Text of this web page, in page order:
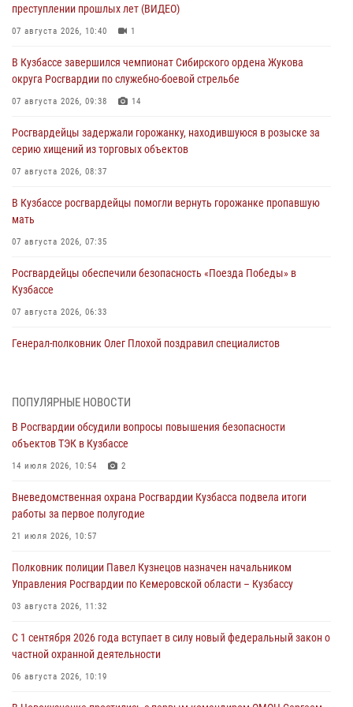
преступлении прошлых лет (ВИДЕО)
07 августа 2026, 10:40 1
В Кузбассе завершился чемпионат Сибирского ордена Жукова
округа Росгвардии по служебно-боевой стрельбе
07 августа 2026, 09:38 14
Росгвардейцы задержали горожанку, находившуюся в розыске за
серию хищений из торговых объектов
07 августа 2026, 08:37
В Кузбассе росгвардейцы помогли вернуть горожанке пропавшую
мать
07 августа 2026, 07:35
Росгвардейцы обеспечили безопасность «Поезда Победы» в
Кузбассе
07 августа 2026, 06:33
Генерал-полковник Олег Плохой поздравил специалистов
07 августа 2026, 05:32
С 1 сентября 2026 года вступает в силу новый федеральный закон о
частной охранной деятельности
06 августа 2026, 10:19
Росгвардейцы задержали предполагаемого виновника причинения
ножевого ранения кемеровчанину
06 августа 2026, 09:18
Росгвардейцы задержали мужчину, повредившего имущество
горожанки
06 августа 2026, 08:17
Росгвардейцы пресекли противоправные действия и защитили
новокузнечанку от агрессивного знакомого
06 августа 2026, 07:16
ПОПУЛЯРНЫЕ НОВОСТИ
В Росгвардии обсудили вопросы повышения безопасности
объектов ТЭК в Кузбассе
14 июля 2026, 10:54 2
Вневедомственная охрана Росгвардии Кузбасса подвела итоги
работы за первое полугодие
21 июля 2026, 10:57
Полковник полиции Павел Кузнецов назначен начальником
Управления Росгвардии по Кемеровской области – Кузбассу
03 августа 2026, 11:32
С 1 сентября 2026 года вступает в силу новый федеральный закон о
частной охранной деятельности
06 августа 2026, 10:19